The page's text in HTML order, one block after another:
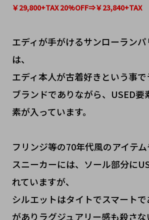
￥29,800+TAX 20%OFF⇒￥23,840+TAX
エディが手がけるサンローラン
は、
エディ本人が古着好きという事
ブランドでありながら、USED
素が入っています。
フリンジ等の70年代風のアイテム
スニーカーには、ソール部分に
れていますが、
シルエットはタイトでスマート
がありラグジュアリー感も殺さ